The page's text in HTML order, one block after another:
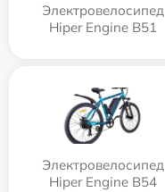
Электровелосипед
Hiper Engine B51
Электровелосипед
Hiper Engine B54